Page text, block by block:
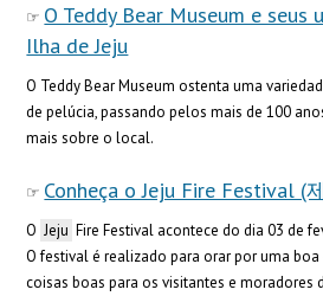
O Teddy Bear Museum e seus
Ilha de Jeju
O Teddy Bear Museum ostenta uma
de pelúcia, passando pelos mais de 100
mais sobre o local.
Conheça o Jeju Fire Festival (
O Jeju Fire Festival acontece do dia 03 de
O festival é realizado para orar por uma
coisas boas para os visitantes e moradores